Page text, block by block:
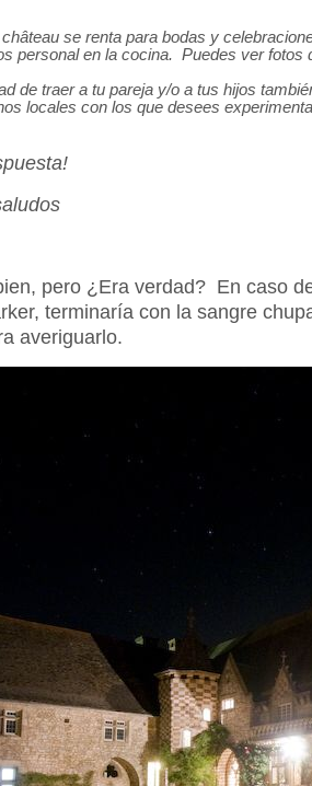
se renta para bodas y
personal en la cocina. Puedes ver fotos
de traer a tu pareja y/o a tus hijos
locales con los que desees
pero ¿Era verdad? En caso
terminaría con la sangre
averiguarlo.